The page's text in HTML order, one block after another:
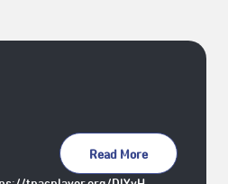
Read More